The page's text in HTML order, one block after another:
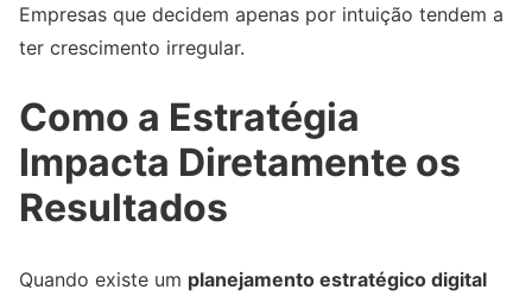
Empresas que decidem apenas por intuição tendem a
ter crescimento irregular.
Como a Estratégia
Impacta Diretamente os
Resultados
Quando existe um planejamento estratégico digital